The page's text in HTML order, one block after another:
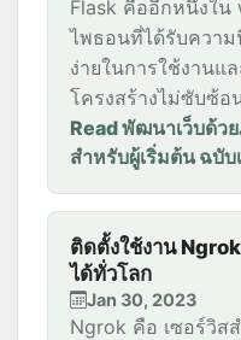
Flask คืออีกหนึ่งใน
ไพธอนที่ได้รับความ
ง่ายในการใช้งานแ
โครงสร้างไม่ซับซ้อ
Read พัฒนาเว็บด้ว
สำหรับผู้เริ่มต้น ฉบั
ติดตั้งใช้งาน
ได้ทั่วโลก
Jan 30, 2023
Ngrok คือ เซอร์วิ